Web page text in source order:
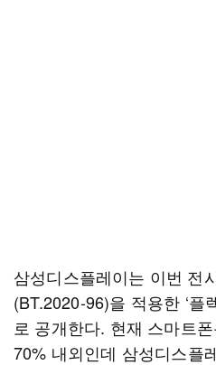
삼성디스플레이는 이번 전
(BT.2020-96)을 적용한 ‘플
로 공개한다. 현재 스마트
70% 내외인데 삼성디스플